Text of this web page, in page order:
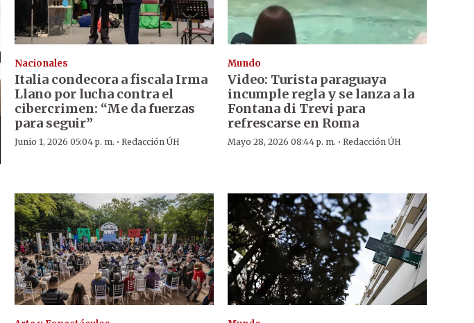
Nacionales
Italia condecora a fiscala Irma
Llano por lucha contra el
cibercrimen: “Me da fuerzas
para seguir”
Junio 1, 2026 05:04 p. m. · Redacción ÚH
Mundo
Video: Turista paraguaya
incumple regla y se lanza a la
Fontana di Trevi para
refrescarse en Roma
Mayo 28, 2026 08:44 p. m. · Redacción ÚH